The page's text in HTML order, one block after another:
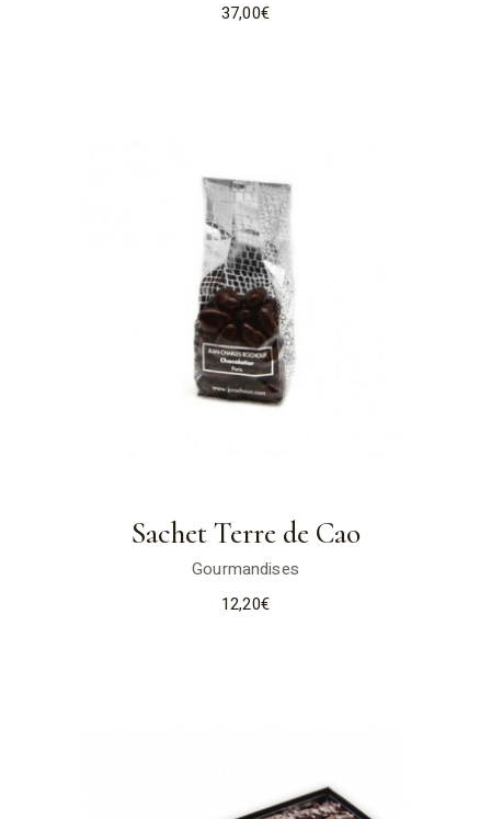
37,00€
Sachet Terre de Cao
Gourmandises
12,20€